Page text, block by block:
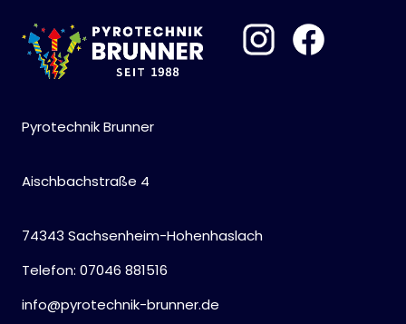
Pyrotechnik Brunner
Aischbachstraße 4
74343 Sachsenheim-Hohenhaslach
Telefon: 07046 881516
info@pyrotechnik-brunner.de